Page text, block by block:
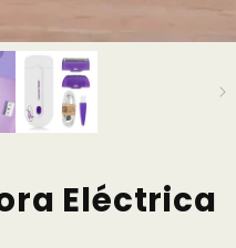
Eléctrica